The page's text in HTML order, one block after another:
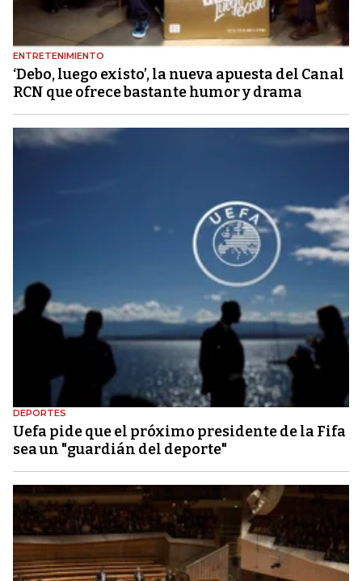
ENTRETENIMIENTO
‘Debo, luego existo’, la nueva apuesta del Canal
RCN que ofrece bastante humor y drama
DEPORTES
Uefa pide que el próximo presidente de la Fifa
sea un "guardián del deporte"